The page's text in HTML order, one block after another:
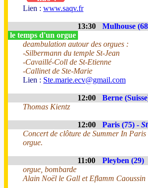
Lien : www.saqv.fr
13:30 Mulhouse
le temps d'un orgue
deambulation autour des orgues :
-Silbermann du temple St-Jean
-Cavaillé-Coll de St-Etienne
-Callinet de Ste-Marie
Lien : Ste.marie.ecv@gmail.com
12:00 Berne
Thomas Kientz
12:00 Paris (75) -
Concert de clôture de Summer In
orgue.
11:00
Pleyben (29)
orgue, bombarde
Alain Noël le Gall et Eflamm Caoussin